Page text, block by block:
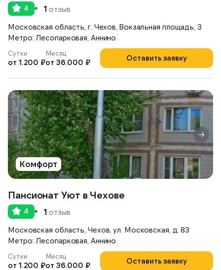
4 1 отзыв
Московская область, г. Чехов, Вокзальная площадь, 3
Метро: Лесопарковая, Аннино
Оставить заявку
Сутки
от 1.200 ₽
Месяц
от 36.000 ₽
Комфорт
Пансионат Уют в Чехове
4 1 отзыв
Московская область, Чехов, ул. Московская, д. 83
Метро: Лесопарковая, Аннино
Оставить заявку
Сутки
от 1.200 ₽
Месяц
от 36.000 ₽